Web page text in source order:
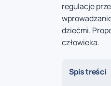
regulacje
dziećmi.
człowieka.
Spis treści